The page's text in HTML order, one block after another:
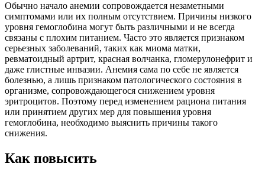
Обычно начало анемии сопровождается незаметными
симптомами или их полным отсутствием. Причины низкого
уровня гемоглобина могут быть различными и не всегда
связаны с плохим питанием. Часто это является признаком
серьезных заболеваний, таких как миома матки,
ревматоидный артрит, красная волчанка, гломерулонефрит и
даже глистные инвазии. Анемия сама по себе не является
болезнью, а лишь признаком патологического состояния в
организме, сопровождающегося снижением уровня
эритроцитов. Поэтому перед изменением рациона питания
или принятием других мер для повышения уровня
гемоглобина, необходимо выяснить причины такого
снижения.
Как повысить